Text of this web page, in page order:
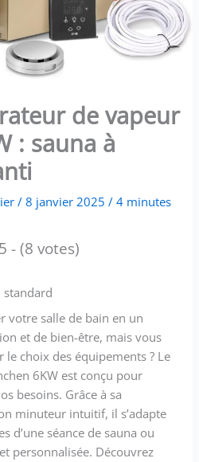
de vapeur
: sauna à
/8 janvier 2025/4 minutes
- (8 votes)
votre salle de bain en un
et de bien-être, mais vous
le choix des équipements ? Le
6KW est conçu pour
besoins. Grâce à sa
minuteur intuitif, il s’adapte
d’une séance de sauna ou
personnalisée. Découvrez